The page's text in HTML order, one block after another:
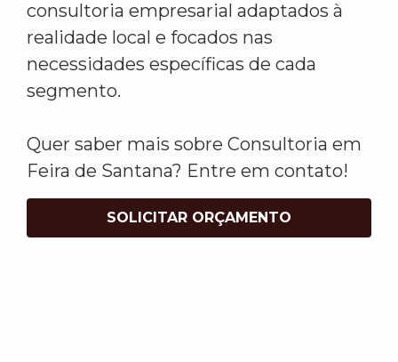
consultoria empresarial adaptados à
realidade local e focados nas
necessidades específicas de cada
segmento.
Quer saber mais sobre Consultoria em
Feira de Santana? Entre em contato!
SOLICITAR ORÇAMENTO